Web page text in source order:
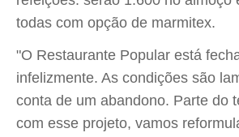
todas com opção de marmitex.
"O Restaurante Popular está
infelizmente. As condições são
conta de um abandono. Parte do
com esse projeto, vamos